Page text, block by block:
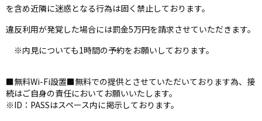
を含め近隣に迷惑となる行為は固く禁止しております。
違反利用が発覚した場合には罰金5万円を請求させていただきます。
※内見についても1時間の予約をお願いしております。
■無料Wi-Fi設置■無料での提供とさせていただいております為、接
続はご自身の責任においてお願いいたします。
※ID：PASSはスペース内に掲示しております。